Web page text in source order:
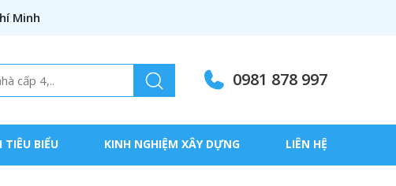
Minh
0981 878 997
TIÊU BIỂU KINH NGHIỆM XÂY DỰNG LIÊN HỆ